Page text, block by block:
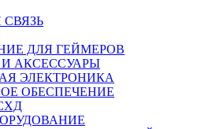
ДЛЯ ГЕЙМЕРОВ
АКСЕССУАРЫ
ЭЛЕКТРОНИКА
ОБЕСПЕЧЕНИЕ